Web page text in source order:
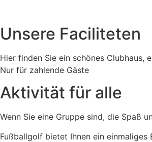
Unsere Faciliteten
Hier finden Sie ein schönes Clubhaus,
Nur für zahlende Gäste
Aktivität für alle
Wenn Sie eine Gruppe sind, die Spaß
Fußballgolf bietet Ihnen ein